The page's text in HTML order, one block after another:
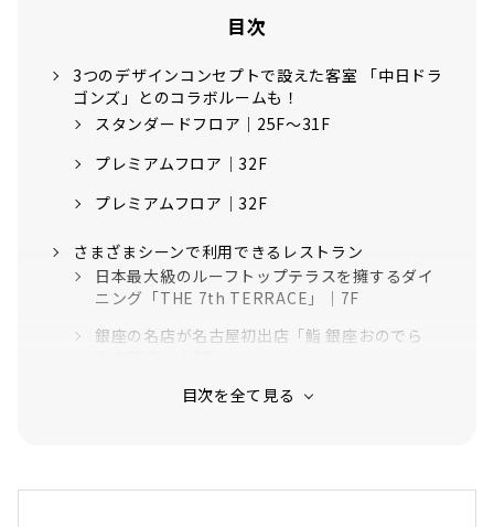
目次
3つのデザインコンセプトで設えた客室 「中日ドラ
ゴンズ」とのコラボルームも！
スタンダードフロア｜25F～31F
プレミアムフロア｜32F
プレミアムフロア｜32F
さまざまシーンで利用できるレストラン
日本最大級のルーフトップテラスを擁するダイ
ニング「THE 7th TERRACE」｜7F
銀座の名店が名古屋初出店「鮨 銀座おのでら
中国飯店の新店が登場「中国飯店 春秋」｜24F